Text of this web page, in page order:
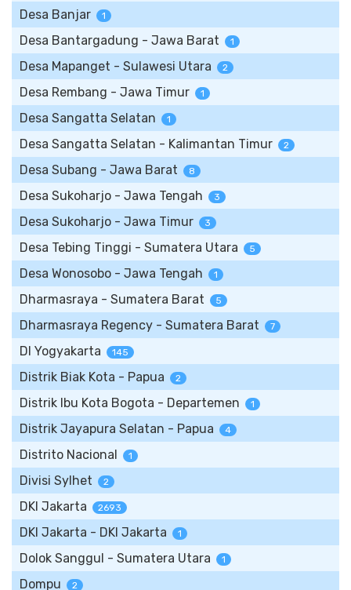
Desa Banjar 1
Desa Bantargadung - Jawa Barat 1
Desa Mapanget - Sulawesi Utara 2
Desa Rembang - Jawa Timur 1
Desa Sangatta Selatan 1
Desa Sangatta Selatan - Kalimantan Timur 2
Desa Subang - Jawa Barat 8
Desa Sukoharjo - Jawa Tengah 3
Desa Sukoharjo - Jawa Timur 3
Desa Tebing Tinggi - Sumatera Utara 5
Desa Wonosobo - Jawa Tengah 1
Dharmasraya - Sumatera Barat 5
Dharmasraya Regency - Sumatera Barat 7
DI Yogyakarta 145
Distrik Biak Kota - Papua 2
Distrik Ibu Kota Bogota - Departemen 1
Distrik Jayapura Selatan - Papua 4
Distrito Nacional 1
Divisi Sylhet 2
DKI Jakarta 2693
DKI Jakarta - DKI Jakarta 1
Dolok Sanggul - Sumatera Utara 1
Dompu 2